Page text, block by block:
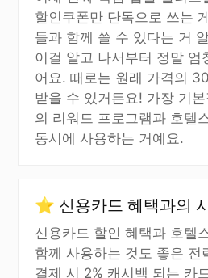
할인쿠폰만 단독으로 쓰는
들과 함께 쓸 수 있다는 거
이걸 알고 나서부터 정말 엄
어요. 때로는 원래 가격의
받을 수 있거든요! 가장 기
의 리워드 프로그램과 호텔
동시에 사용하는 거예요.
⭐ 신용카드 혜택과의
신용카드 할인 혜택과 호텔
함께 사용하는 것도 좋은 전
결제 시 2% 캐시백 되는 카